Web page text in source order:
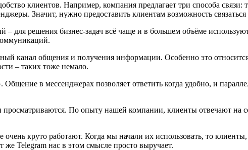
клиентов. Например, компания предлагает три способа
Значит, нужно предоставить клиентам возможность
для решения бизнес-задач всё чаще и в большем объёме
канал общения и получения информации. Особенно это
– таких тоже немало.
в мессенджерах позволяет ответить когда удобно, и
По опыту нашей компании, клиенты отвечают на
круто работают. Когда мы начали их использовать, то
же Telegram нас в этом смысле просто выручает.